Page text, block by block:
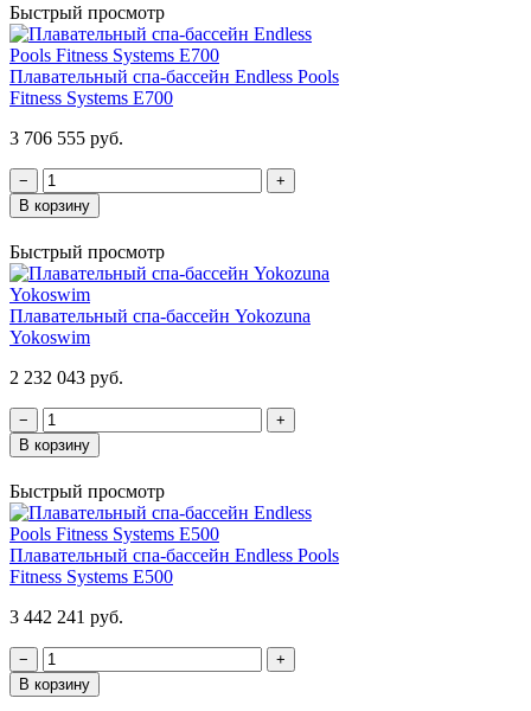
Быстрый просмотр
Плавательный спа-бассейн Endless Pools
Fitness Systems E700
3 706 555 руб.
−
+
В корзину
Быстрый просмотр
Плавательный спа-бассейн Yokozuna
Yokoswim
2 232 043 руб.
−
+
В корзину
Быстрый просмотр
Плавательный спа-бассейн Endless Pools
Fitness Systems E500
3 442 241 руб.
−
+
В корзину